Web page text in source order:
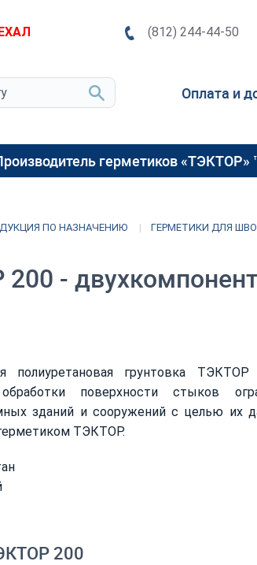
(812) 244-44-50
Оплата и
герметиков «ТЭКТОР»
ПО НАЗНАЧЕНИЮ ГЕРМЕТИКИ ДЛЯ
-
полиуретановая грунтовка
поверхности стыков
зданий и сооружений с целью их
ТЭКТОР.
200